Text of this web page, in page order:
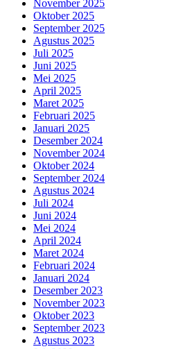
November 2025
Oktober 2025
September 2025
Agustus 2025
Juli 2025
Juni 2025
Mei 2025
April 2025
Maret 2025
Februari 2025
Januari 2025
Desember 2024
November 2024
Oktober 2024
September 2024
Agustus 2024
Juli 2024
Juni 2024
Mei 2024
April 2024
Maret 2024
Februari 2024
Januari 2024
Desember 2023
November 2023
Oktober 2023
September 2023
Agustus 2023